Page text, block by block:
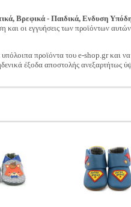
Βρεφικά - Παιδικά, Ενδυση
και οι εγγυήσεις των προϊόντων
προϊόντα του e-shop.gr και
έξοδα αποστολής ανεξαρτήτως